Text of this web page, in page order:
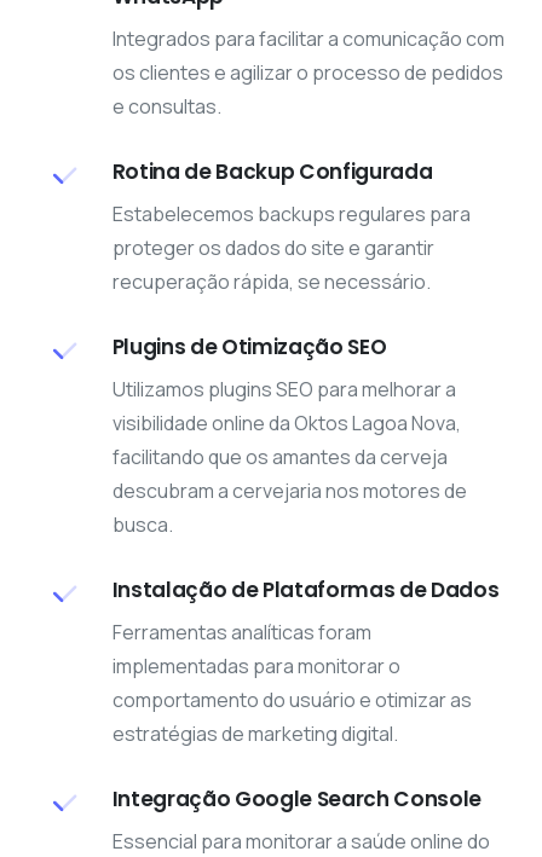
Integrados para facilitar a comunicação com
os clientes e agilizar o processo de pedidos
e consultas.
Rotina de Backup Configurada
Estabelecemos backups regulares para
proteger os dados do site e garantir
recuperação rápida, se necessário.
Plugins de Otimização SEO
Utilizamos plugins SEO para melhorar a
visibilidade online da Oktos Lagoa Nova,
facilitando que os amantes da cerveja
descubram a cervejaria nos motores de
busca.
Instalação de Plataformas de Dados
Ferramentas analíticas foram
implementadas para monitorar o
comportamento do usuário e otimizar as
estratégias de marketing digital.
Integração Google Search Console
Essencial para monitorar a saúde online do